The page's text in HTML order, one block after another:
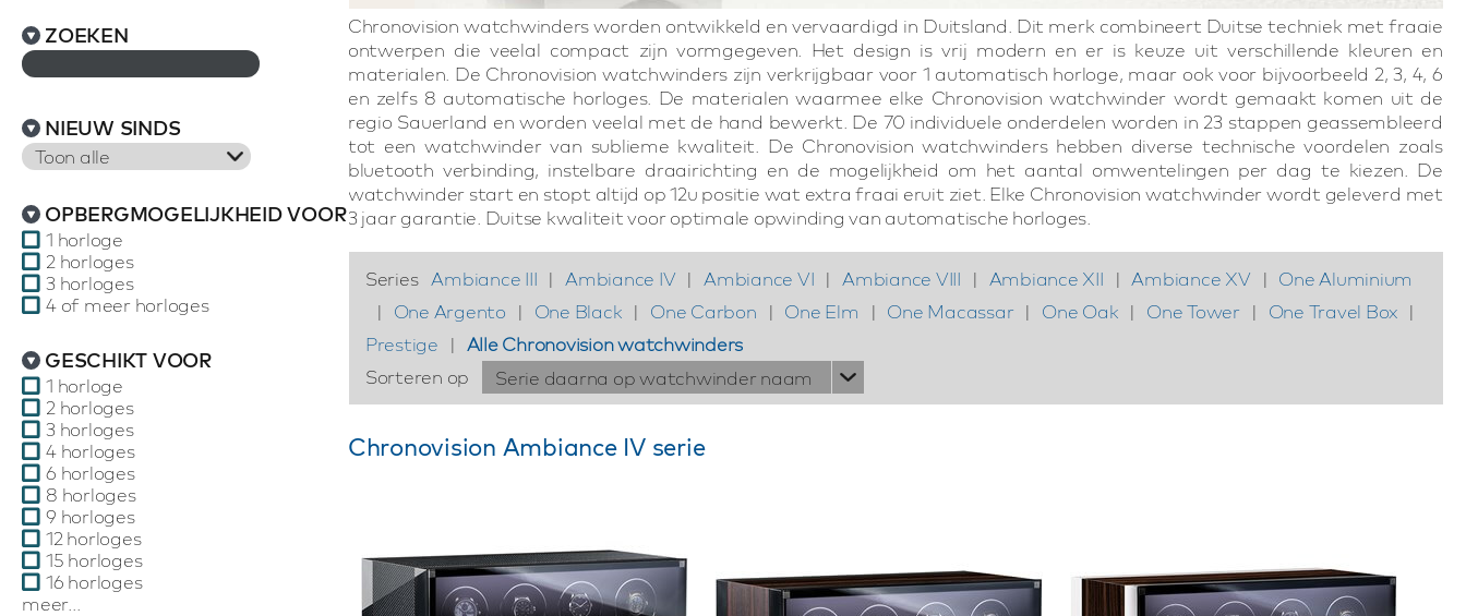
ZOEKEN
NIEUW SINDS
Toon alle
OPBERGMOGELIJKHEID VOOR
1 horloge
2 horloges
3 horloges
4 of meer horloges
GESCHIKT VOOR
1 horloge
2 horloges
3 horloges
4 horloges
6 horloges
8 horloges
9 horloges
12 horloges
15 horloges
16 horloges
meer...
Chronovision watchwinders worden ontwikkeld en vervaardigd in Duitsland. Dit merk combineert Duitse techniek met fraaie
ontwerpen die veelal compact zijn vormgegeven. Het design is vrij modern en er is keuze uit verschillende kleuren en
materialen. De Chronovision watchwinders zijn verkrijgbaar voor 1 automatisch horloge, maar ook voor bijvoorbeeld 2, 3, 4, 6
en zelfs 8 automatische horloges. De materialen waarmee elke Chronovision watchwinder wordt gemaakt komen uit de
regio Sauerland en worden veelal met de hand bewerkt. De 70 individuele onderdelen worden in 23 stappen geassembleerd
tot een watchwinder van sublieme kwaliteit. De Chronovision watchwinders hebben diverse technische voordelen zoals
bluetooth verbinding, instelbare draairichting en de mogelijkheid om het aantal omwentelingen per dag te kiezen. De
watchwinder start en stopt altijd op 12u positie wat extra fraai eruit ziet. Elke Chronovision watchwinder wordt geleverd met
3 jaar garantie. Duitse kwaliteit voor optimale opwinding van automatische horloges.
Series Ambiance III | Ambiance IV | Ambiance VI | Ambiance VIII | Ambiance XII | Ambiance XV | One Aluminium
|
One Argento | One Black | One Carbon | One Elm | One Macassar | One Oak | One Tower | One Travel Box |
Prestige
| Alle Chronovision watchwinders
Sorteren op
Serie daarna op watchwinder naam
Chronovision Ambiance IV serie